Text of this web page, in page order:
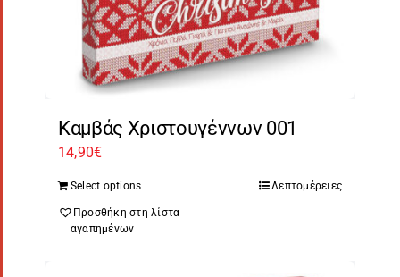
Καμβάς Χριστουγέννων 001
14,90€
Select options Λεπτομέρειες
Προσθήκη στη λίστα
αγαπημένων